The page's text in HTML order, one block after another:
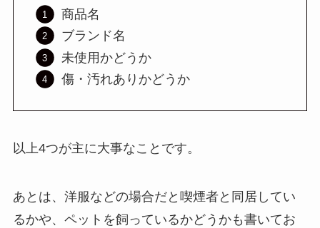
商品名
ブランド名
未使用かどうか
傷・汚れありかどうか
以上4つが主に大事なことです。
あとは、洋服などの場合だと喫煙者と同居してい
るかや、ペットを飼っているかどうかも書いてお